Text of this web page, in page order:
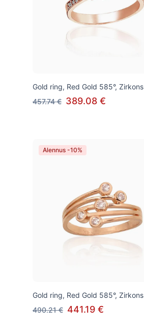
Gold ring, Red Gold 585°, Zirkons
457.74 € 389.08 €
Alennus -10%
Gold ring, Red Gold 585°, Zirkons
490.21 € 441.19 €